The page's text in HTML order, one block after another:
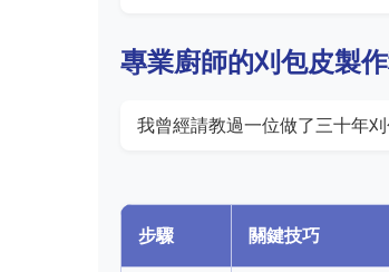
專業廚師的刈包皮製
我曾經請教過一位做了三十年
步驟 關鍵技巧